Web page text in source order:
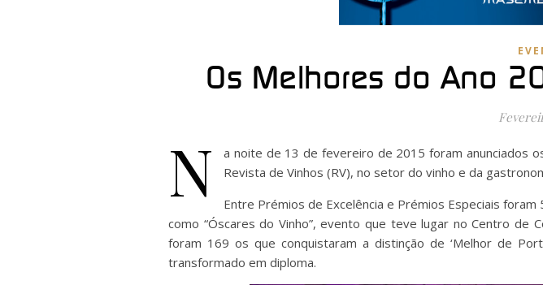
Os Melhores do Ano
N
a noite de 13 de fevereiro de 2015 foram anunciados
Revista de Vinhos (RV), no setor do vinho e da
Entre Prémios de Excelência e Prémios Especiais
como “Óscares do Vinho”, evento que teve lugar no Centro de
foram 169 os que conquistaram a distinção de ‘Melhor de
transformado em diploma.